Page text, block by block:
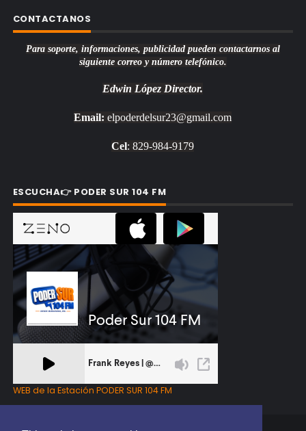
CONTACTANOS
Para soporte, informaciones, publicidad pueden contactarnos al
siguiente correo y número telefónico.
Edwin López Director.
Email: elpoderdelsur23@gmail.com
Cel: 829-984-9179
ESCUCHA👉 PODER SUR 104 FM
WEB de la Estación PODER SUR 104 FM